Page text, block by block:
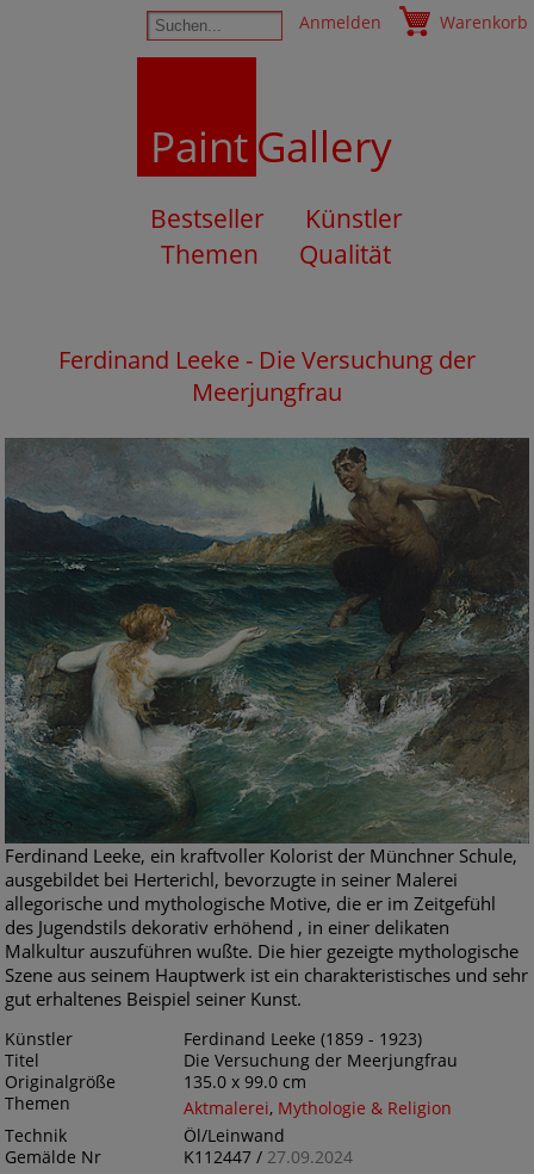
Anmelden Warenkorb
PaintGallery
Bestseller
Künstler
Themen
Qualität
Ferdinand Leeke - Die Versuchung der
Meerjungfrau
Ferdinand Leeke, ein kraftvoller Kolorist der Münchner Schule,
ausgebildet bei Herterichl, bevorzugte in seiner Malerei
allegorische und mythologische Motive, die er im Zeitgefühl
des Jugendstils dekorativ erhöhend , in einer delikaten
Malkultur auszuführen wußte. Die hier gezeigte mythologische
Szene aus seinem Hauptwerk ist ein charakteristisches und sehr
gut erhaltenes Beispiel seiner Kunst.
Künstler
Ferdinand Leeke (1859 - 1923)
Titel
Die Versuchung der Meerjungfrau
Originalgröße
135.0 x 99.0 cm
Themen
Aktmalerei, Mythologie & Religion
Technik
Öl/Leinwand
Gemälde Nr
K112447 / 27.09.2024